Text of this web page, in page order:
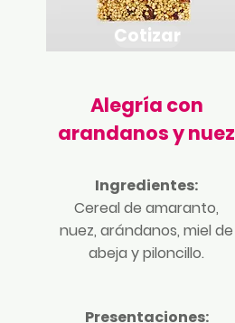
Cotizar
Alegría con
arandanos y nuez
Ingredientes:
Cereal de amaranto,
nuez, arándanos, miel de
abeja y piloncillo.
Presentaciones: